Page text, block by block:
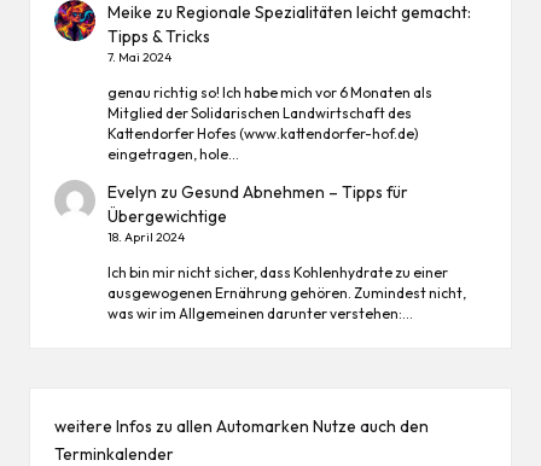
Meike zuRegionale Spezialitäten leicht gemacht:
Tipps & Tricks
7. Mai 2024
genau richtig so! Ich habe mich vor 6 Monaten als
Mitglied der Solidarischen Landwirtschaft des
Kattendorfer Hofes (www.kattendorfer-hof.de)
eingetragen, hole…
Evelyn zuGesund Abnehmen – Tipps für
Übergewichtige
18. April 2024
Ich bin mir nicht sicher, dass Kohlenhydrate zu einer
ausgewogenen Ernährung gehören. Zumindest nicht,
was wir im Allgemeinen darunter verstehen:…
weitere Infos zu allen Automarken Nutze auch den
Terminkalender